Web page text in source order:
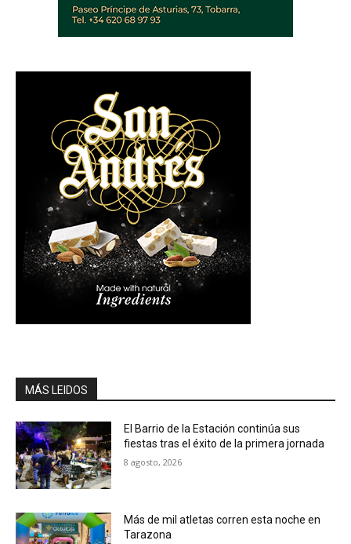
MÁS LEIDOS
El Barrio de la Estación continúa sus
fiestas tras el éxito de la primera jornada
8 agosto, 2026
Más de mil atletas corren esta noche en
Tarazona